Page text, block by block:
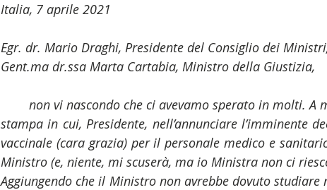
Italia, 7 aprile 2021
Egr. dr. Mario Draghi, Presidente del Consiglio dei
Gent.ma dr.ssa Marta Cartabia, Ministro della Giustizia,
non vi nascondo che ci avevamo sperato in molti. A
stampa in cui, Presidente, nell’annunciare l’imminente
vaccinale (cara grazia) per il personale medico e
Ministro (e, niente, mi scuserà, ma io Ministra non ci
Aggiungendo che il Ministro non avrebbe dovuto